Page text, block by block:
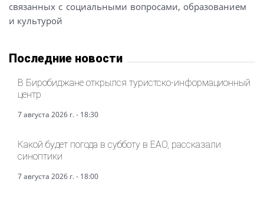
связанных с социальными вопросами, образованием
и культурой
Последние новости
В Биробиджане открылся туристско-информационный
центр
7 августа 2026 г. - 18:30
Какой будет погода в субботу в ЕАО, рассказали
синоптики
7 августа 2026 г. - 18:00